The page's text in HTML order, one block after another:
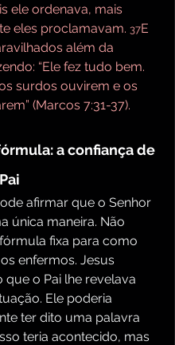
ele ordenava, mais
eles proclamavam. 37E
além da
“Ele fez tudo bem.
surdos ouvirem e os
(Marcos 7:31-37).
a confiança de
afirmar que o Senhor
única maneira. Não
fixa para como
enfermos. Jesus
que o Pai lhe revelava
Ele poderia
ter dito uma palavra
teria acontecido, mas